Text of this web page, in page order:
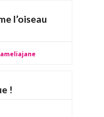
l’oiseau
!